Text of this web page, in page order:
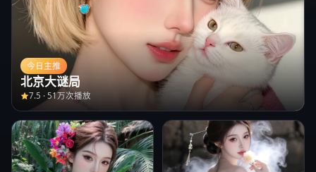
今日主推
北京大谜局
7.5 · 51万次播放